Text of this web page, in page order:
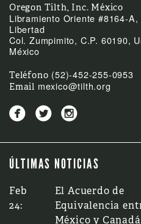
Oregon Tilth, Inc. México
Libramiento Oriente #8164-
Libertad
Col. Zumpimito, C.P. 60190,
México
Teléfono (52)-452-255-0953
Email mexico@tilth.org
  
ÚLTIMAS NOTICIAS
Feb
24:
El Acuerdo de
Equivalencia
México y Canadá